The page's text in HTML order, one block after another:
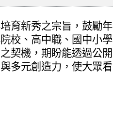
育新秀之宗旨，鼓勵年
校、高中職、國中小學
契機，期盼能透過公開
多元創造力，使大眾看